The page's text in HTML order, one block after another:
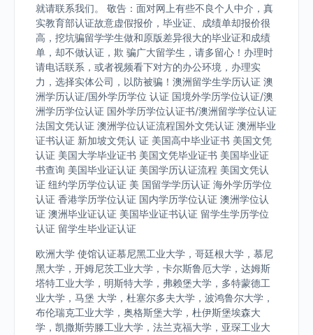
就请联系我们。 敬告：面对网上有些不良个人中介，真
实教育部认证故意虚假报价，毕业证、成绩单却报价很
高，挖坑骗留学学生做和原版差异很大的毕业证和成绩
单，却不做认证，欺 骗广大留学生，请多留心！办理时
请电话联系，或者视频看下对方的办公环境，办理实
力，选择实体公司，以防被骗！澳洲留学生学历认证 澳
洲学历认证/国外学历学位 认证 国境外学历学位认证/澳
洲学历学位认证 国外学历学位认证书/澳洲留学学位认证
法国文凭认证 澳洲学位认证流程国外文凭认证 澳洲毕业
证书认证 新加坡文凭认 证 美国高中毕业证书 美国文凭
认证 美国大学毕业证书 美国文凭毕业证书 美国毕业证
书查询 美国毕业证认证 美国学历认证流程 美国文凭认
证 纽约学历学位认证 美 国留学学历认证 海外学历学位
认证 香港学历学位认证 国内学历学位认证 澳洲学位认
证 澳洲毕业证认证 美国毕业证书认证 留学生学历学位
认证 留学生毕业证认证
欧洲大学 使馆认证慕尼黑工业大学，哥廷根大学，慕尼
黑大学，开姆尼茨工业大学，卡尔斯鲁厄大学，达姆斯
塔特工业大学，明斯特大学，弗赖堡大学，多特蒙德工
业大学，马堡 大学，杜塞尔多夫大学，波鸿鲁尔大学，
布伦瑞克工业大学，奥格斯堡大学，杜伊斯堡埃森大
学，凯撒斯劳滕工业大学，法兰克福大学，亚琛工业大